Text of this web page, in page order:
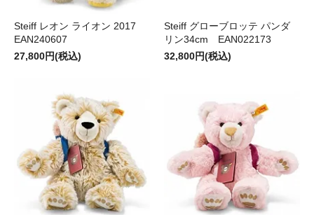
Steiff レオン ライオン 2017
EAN240607
27,800円(税込)
Steiff グローブロッテ パンダ
リン34cm EAN022173
32,800円(税込)